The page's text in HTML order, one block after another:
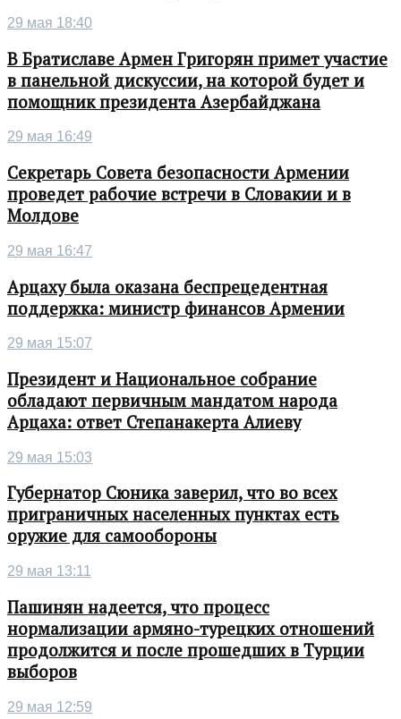
29 мая 18:40
В Братиславе Армен Григорян примет участие
в панельной дискуссии, на которой будет и
помощник президента Азербайджана
29 мая 16:49
Секретарь Совета безопасности Армении
проведет рабочие встречи в Словакии и в
Молдове
29 мая 16:47
Арцаху была оказана беспрецедентная
поддержка: министр финансов Армении
29 мая 15:07
Президент и Национальное собрание
обладают первичным мандатом народа
Арцаха: ответ Степанакерта Алиеву
29 мая 15:03
Губернатор Сюника заверил, что во всех
приграничных населенных пунктах есть
оружие для самообороны
29 мая 13:11
Пашинян надеется, что процесс
нормализации армяно-турецких отношений
продолжится и после прошедших в Турции
выборов
29 мая 12:59